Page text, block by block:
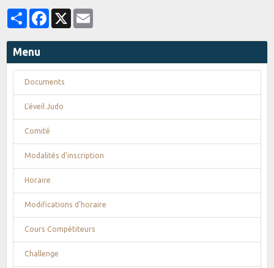
PartagerFacebook
X
Menu
Documents
L'éveil Judo
Comité
Modalités d'inscription
Horaire
Modifications d'horaire
Cours Compétiteurs
Challenge